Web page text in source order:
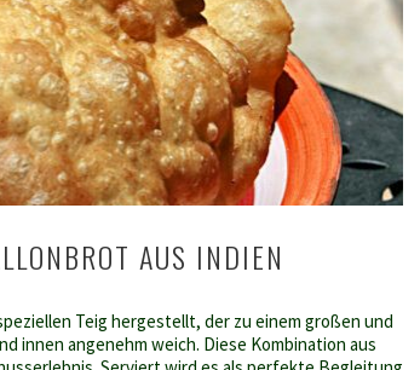
AUS INDIEN
Teig hergestellt, der zu einem großen und
innen angenehm weich. Diese Kombination aus